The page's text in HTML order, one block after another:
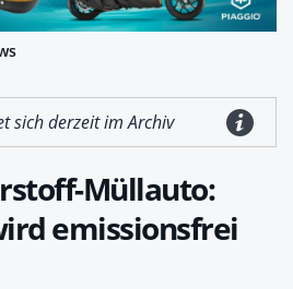
sich derzeit im Archiv
Müllauto:
emissionsfrei